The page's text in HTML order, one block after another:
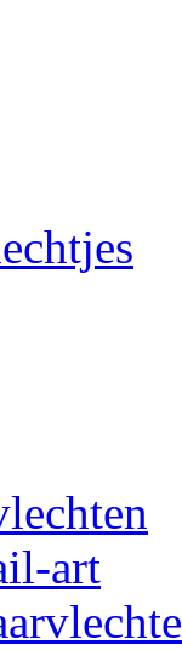
art